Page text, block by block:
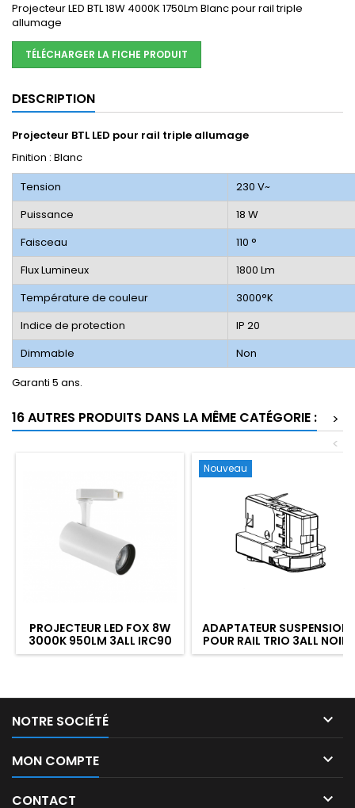
Projecteur LED BTL 18W 4000K 1750Lm Blanc pour rail triple
allumage
TÉLÉCHARGER LA FICHE PRODUIT
DESCRIPTION
Projecteur BTL LED pour rail triple allumage
Finition : Blanc
Tension
230 V~
Puissance
18 W
Faisceau
110 °
Flux Lumineux
1800 Lm
Température de couleur
3000°K
Indice de protection
IP 20
Dimmable
Non
Garanti 5 ans.
16 AUTRES PRODUITS DANS LA MÊME CATÉGORIE :
>
<
PROJECTEUR LED FOX 8W
3000K 950LM 3ALL IRC90
BLANC
Nouveau
ADAPTATEUR SUSPENSION
POUR RAIL TRIO 3ALL NOIR
NOTRE SOCIÉTÉ 
MON COMPTE 
CONTACT 